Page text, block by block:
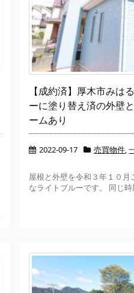
【成約済】厚木市みは
ーに塗り替え済の外壁
ームあり
2022-09-17 売買物件,
屋根と外壁を令和３年１０
なライトブルーです。 同じ時